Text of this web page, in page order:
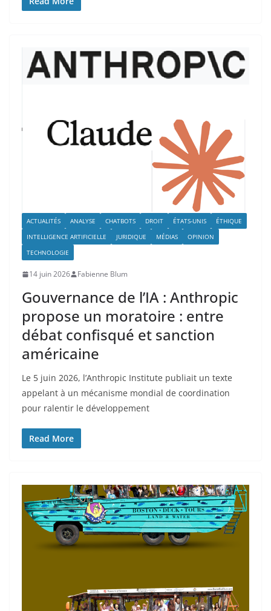
ACTUALITÉS ANALYSE CHATBOTS DROIT ÉTATS-UNIS
ÉTHIQUE
INTELLIGENCE ARTIFICIELLE
JURIDIQUE MÉDIAS
OPINION
TECHNOLOGIE
14 juin 2026 Fabienne Blum
Gouvernance de l’IA : Anthropic
propose un moratoire : entre
débat confisqué et sanction
américaine
Le 5 juin 2026, l’Anthropic Institute publiait un texte
appelant à un mécanisme mondial de coordination
pour ralentir le développement
Read More